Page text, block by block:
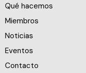
Qué hacemos
Miembros
Noticias
Eventos
Contacto